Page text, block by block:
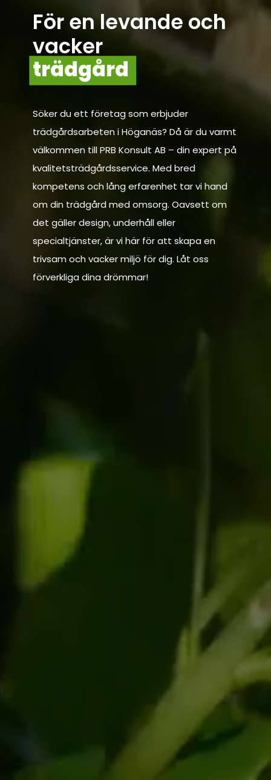
För en levande och
vacker
trädgård
Söker du ett företag som erbjuder
trädgårdsarbeten i Höganäs? Då är du varmt
välkommen till PRB Konsult AB – din expert på
kvalitetsträdgårdsservice. Med bred
kompetens och lång erfarenhet tar vi hand
om din trädgård med omsorg. Oavsett om
det gäller design, underhåll eller
specialtjänster, är vi här för att skapa en
trivsam och vacker miljö för dig. Låt oss
förverkliga dina drömmar!